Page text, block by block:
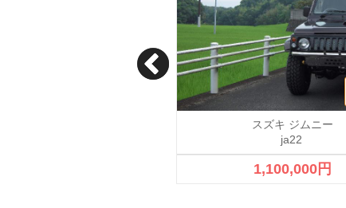
スズキ ジムニー
ja22
1,100,000円